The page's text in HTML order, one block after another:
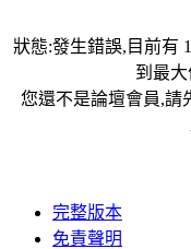
狀態:發生錯誤,目前有
到最大
您還不是論壇會員,請
完整版本
免責聲明